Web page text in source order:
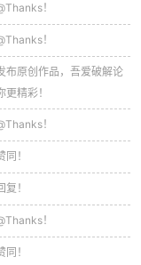
！
！
布原创作品，吾爱破解论
更精彩！
！
！
！
！
！